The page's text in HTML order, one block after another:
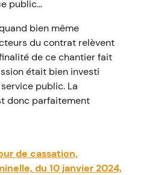
public…
bien même
du contrat relèvent
de ce chantier fait
était bien investi
public. La
donc parfaitement
de cassation,
du 10 janvier 2024,